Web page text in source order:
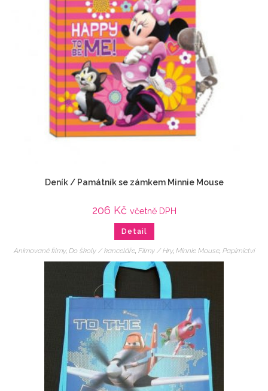
Deník / Památník se zámkem Minnie Mouse
206 Kč včetně DPH
Detail
Animované filmy, Do školy / kanceláře, Filmy / Hry, Minnie Mouse, Papírnictví